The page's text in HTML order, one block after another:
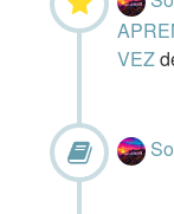
VEZ